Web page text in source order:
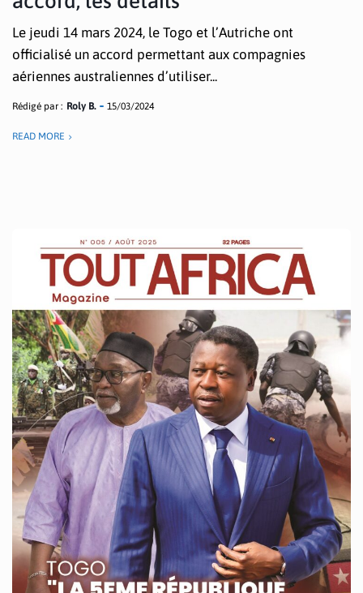
Le jeudi 14 mars 2024, le Togo et l’Autriche ont
officialisé un accord permettant aux compagnies
aériennes australiennes d’utiliser...
Rédigé par : Roly B. 15/03/2024
READ MORE